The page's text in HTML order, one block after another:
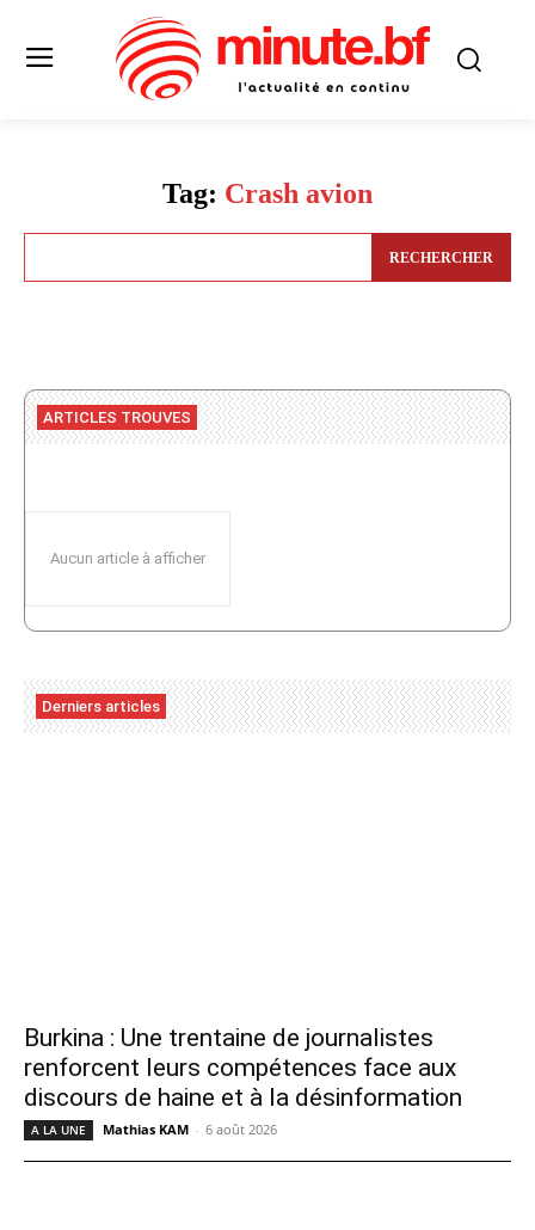
Tag: Crash avion
RECHERCHER
ARTICLES TROUVES
Aucun article à afficher
Derniers articles
Burkina : Une trentaine de journalistes
renforcent leurs compétences face aux
discours de haine et à la désinformation
A LA UNE Mathias KAM - 6 août 2026